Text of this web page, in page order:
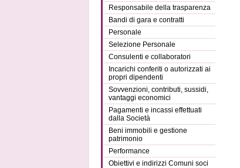
Responsabile della trasparenza
Bandi di gara e contratti
Personale
Selezione Personale
Consulenti e collaboratori
Incarichi conferiti o autorizzati ai
propri dipendenti
Sovvenzioni, contributi, sussidi,
vantaggi economici
Pagamenti e incassi effettuati
dalla Società
Beni immobili e gestione
patrimonio
Performance
Obiettivi e indirizzi Comuni soci